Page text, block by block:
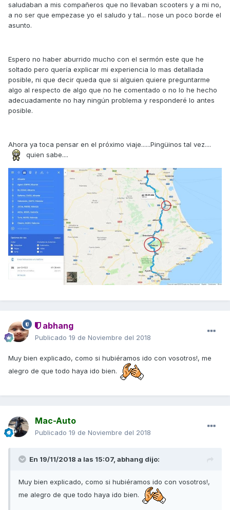
saludaban a mis compañeros que no llevaban scooters y a mi no,
a no ser que empezase yo el saludo y tal... nose un poco borde el
asunto.
Espero no haber aburrido mucho con el sermón este que he
soltado pero quería explicar mi experiencia lo mas detallada
posible, ni que decir queda que si alguien quiere preguntarme
algo al respecto de algo que no he comentado o no lo he hecho
adecuadamente no hay ningún problema y responderé lo antes
posible.
Ahora ya toca pensar en el próximo viaje......Pingüinos tal vez....
quien sabe....
abhang
Publicado 19 de Noviembre del 2018
Muy bien explicado, como si hubiéramos ido con vosotros!, me
alegro de que todo haya ido bien.
Mac-Auto
Publicado 19 de Noviembre del 2018
En 19/11/2018 a las 15:07, abhang dijo:
Muy bien explicado, como si hubiéramos ido con vosotros!,
me alegro de que todo haya ido bien.